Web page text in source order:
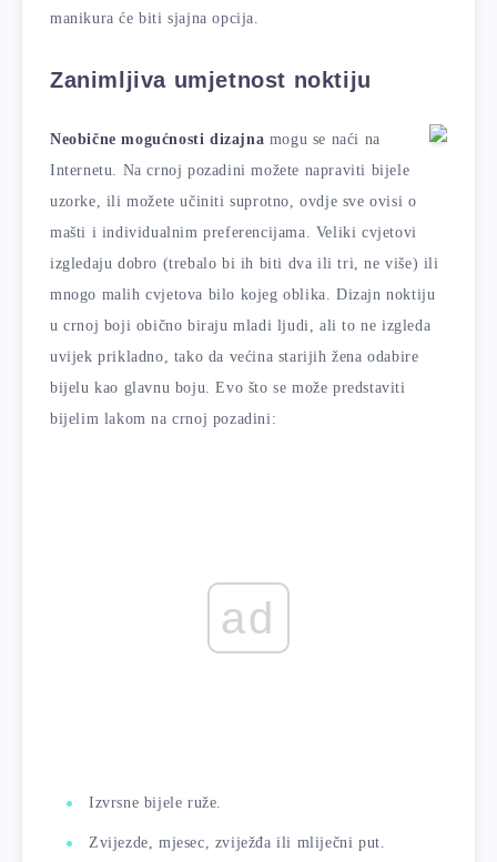
manikura će biti sjajna opcija.
Zanimljiva umjetnost noktiju
Neobične mogućnosti dizajna mogu se naći na
Internetu. Na crnoj pozadini možete napraviti bijele
uzorke, ili možete učiniti suprotno, ovdje sve ovisi o
mašti i individualnim preferencijama. Veliki cvjetovi
izgledaju dobro (trebalo bi ih biti dva ili tri, ne više) ili
mnogo malih cvjetova bilo kojeg oblika. Dizajn noktiju
u crnoj boji obično biraju mladi ljudi, ali to ne izgleda
uvijek prikladno, tako da većina starijih žena odabire
bijelu kao glavnu boju. Evo što se može predstaviti
bijelim lakom na crnoj pozadini:
ad
Izvrsne bijele ruže.
Zvijezde, mjesec, zviježđa ili mliječni put.